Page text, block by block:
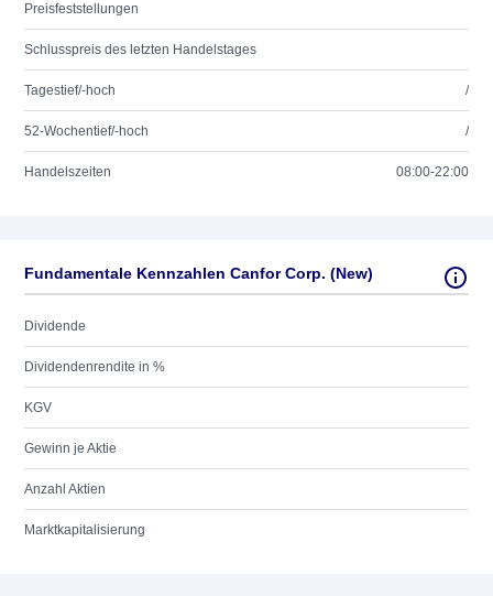
Preisfeststellungen
Schlusspreis des letzten Handelstages
Tagestief/-hoch /
52-Wochentief/-hoch /
Handelszeiten 08:00-22:00
Fundamentale Kennzahlen Canfor Corp. (New)
Dividende
Dividendenrendite in %
KGV
Gewinn je Aktie
Anzahl Aktien
Marktkapitalisierung